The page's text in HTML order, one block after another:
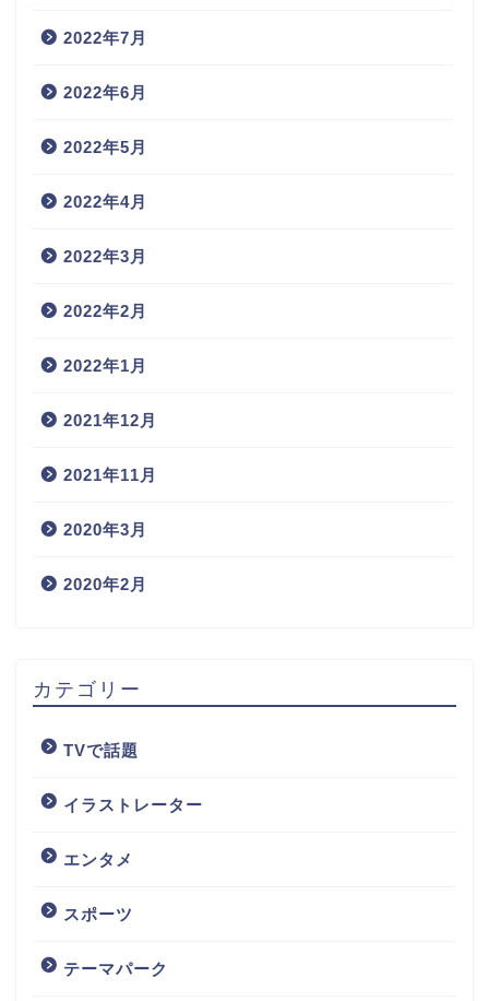
2022年7月
2022年6月
2022年5月
2022年4月
2022年3月
2022年2月
2022年1月
2021年12月
2021年11月
2020年3月
2020年2月
カテゴリー
TVで話題
イラストレーター
エンタメ
スポーツ
テーマパーク